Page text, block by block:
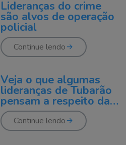
Lideranças do crime
são alvos de operação
policial
Continue lendo
Veja o que algumas
lideranças de Tubarão
pensam a respeito da
escala 6×1
Continue lendo